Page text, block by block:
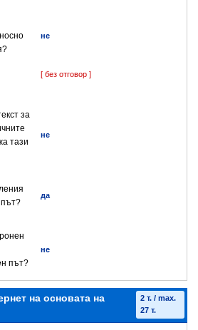
не
[ без отговор ]
за
тази
не
да
път?
не
на основата на
2 т. / max.
27 т.